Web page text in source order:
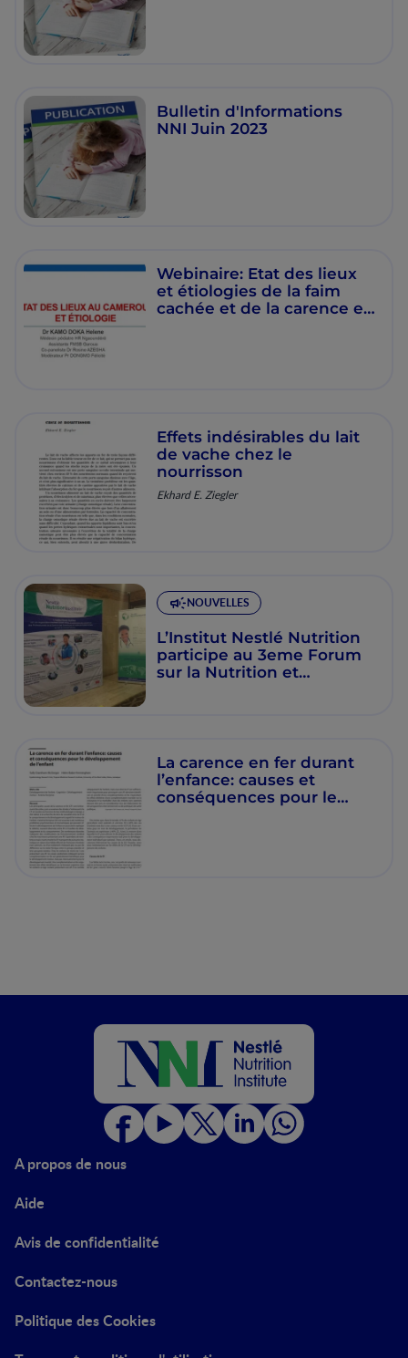
Bulletin d'Informations
NNI Juin 2023
Webinaire: Etat des lieux
et étiologies de la faim
cachée et de la carence en
Effets indésirables du lait
de vache chez le
nourrisson
Ekhard E. Ziegler
NOUVELLES
L’Institut Nestlé Nutrition
participe au 3eme Forum
sur la Nutrition et
La carence en fer durant
l’enfance: causes et
conséquences pour le
A propos de nous
Aide
Avis de confidentialité
Contactez-nous
Politique des Cookies